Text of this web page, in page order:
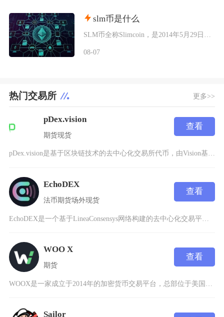
slm币是什么
08-07
热门交易所 更多>>
pDex.vision
期货现货
查看
pDex.vision是基于区块链技术的去中心化交易所代币，由Vision基金会发行和管理
EchoDEX
法币期货场外现货
查看
EchoDEX是一个基于LineaConsensys网络构建的去中心化交易平台，成立于20
WOO X
期货
查看
Sailor